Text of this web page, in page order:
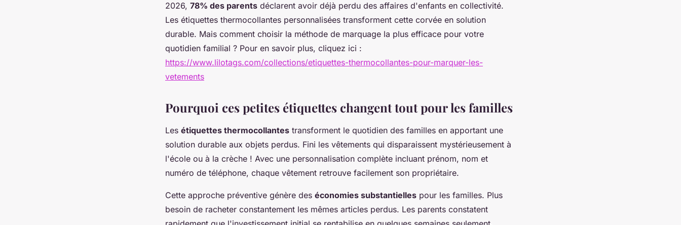
2026, 78% des parents déclarent avoir déjà perdu des affaires d'enfants en collectivité.
Les étiquettes thermocollantes personnalisées transforment cette corvée en solution
durable. Mais comment choisir la méthode de marquage la plus efficace pour votre
quotidien familial ? Pour en savoir plus, cliquez ici :
https://www.lilotags.com/collections/etiquettes-thermocollantes-pour-marquer-les-
vetements
Pourquoi ces petites étiquettes changent tout pour les familles
Les étiquettes thermocollantes transforment le quotidien des familles en apportant une
solution durable aux objets perdus. Fini les vêtements qui disparaissent mystérieusement à
l'école ou à la crèche ! Avec une personnalisation complète incluant prénom, nom et
numéro de téléphone, chaque vêtement retrouve facilement son propriétaire.
Cette approche préventive génère des économies substantielles pour les familles. Plus
besoin de racheter constantement les mêmes articles perdus. Les parents constatent